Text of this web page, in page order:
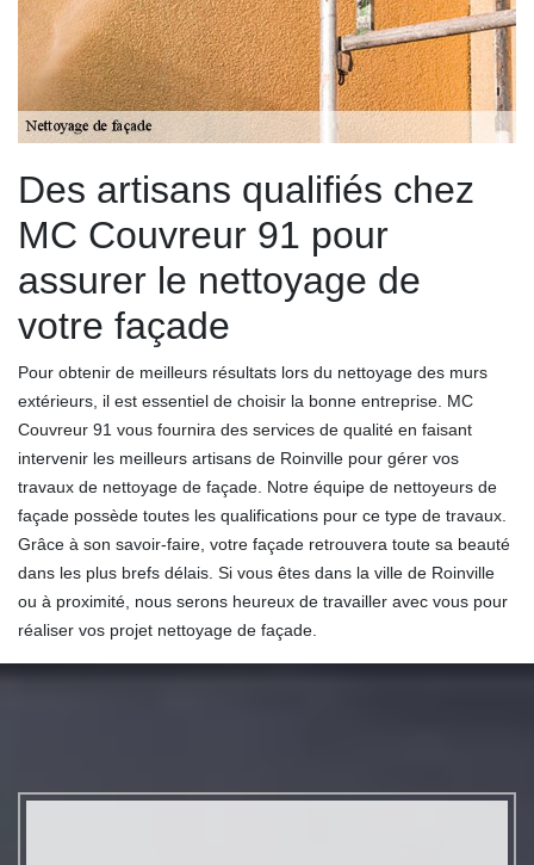
Des artisans qualifiés chez
MC Couvreur 91 pour
assurer le nettoyage de
votre façade
Pour obtenir de meilleurs résultats lors du nettoyage des murs
extérieurs, il est essentiel de choisir la bonne entreprise. MC
Couvreur 91 vous fournira des services de qualité en faisant
intervenir les meilleurs artisans de Roinville pour gérer vos
travaux de nettoyage de façade. Notre équipe de nettoyeurs de
façade possède toutes les qualifications pour ce type de travaux.
Grâce à son savoir-faire, votre façade retrouvera toute sa beauté
dans les plus brefs délais. Si vous êtes dans la ville de Roinville
ou à proximité, nous serons heureux de travailler avec vous pour
réaliser vos projet nettoyage de façade.